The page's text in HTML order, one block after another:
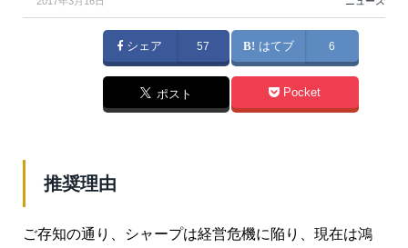
シェア 57 はてブ 6
ポスト Pocket
推奨理由
ご存知の通り、シャープは経営危機に陥り、現在は鴻